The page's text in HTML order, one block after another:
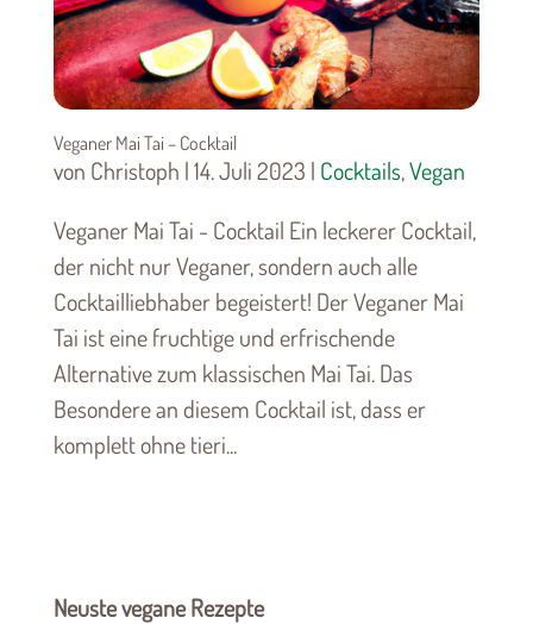
Veganer Mai Tai – Cocktail
von Christoph | 14. Juli 2023 | Cocktails,Vegan
Veganer Mai Tai - Cocktail Ein leckerer Cocktail,
der nicht nur Veganer, sondern auch alle
Cocktailliebhaber begeistert! Der Veganer Mai
Tai ist eine fruchtige und erfrischende
Alternative zum klassischen Mai Tai. Das
Besondere an diesem Cocktail ist, dass er
komplett ohne tieri...
Neuste vegane Rezepte